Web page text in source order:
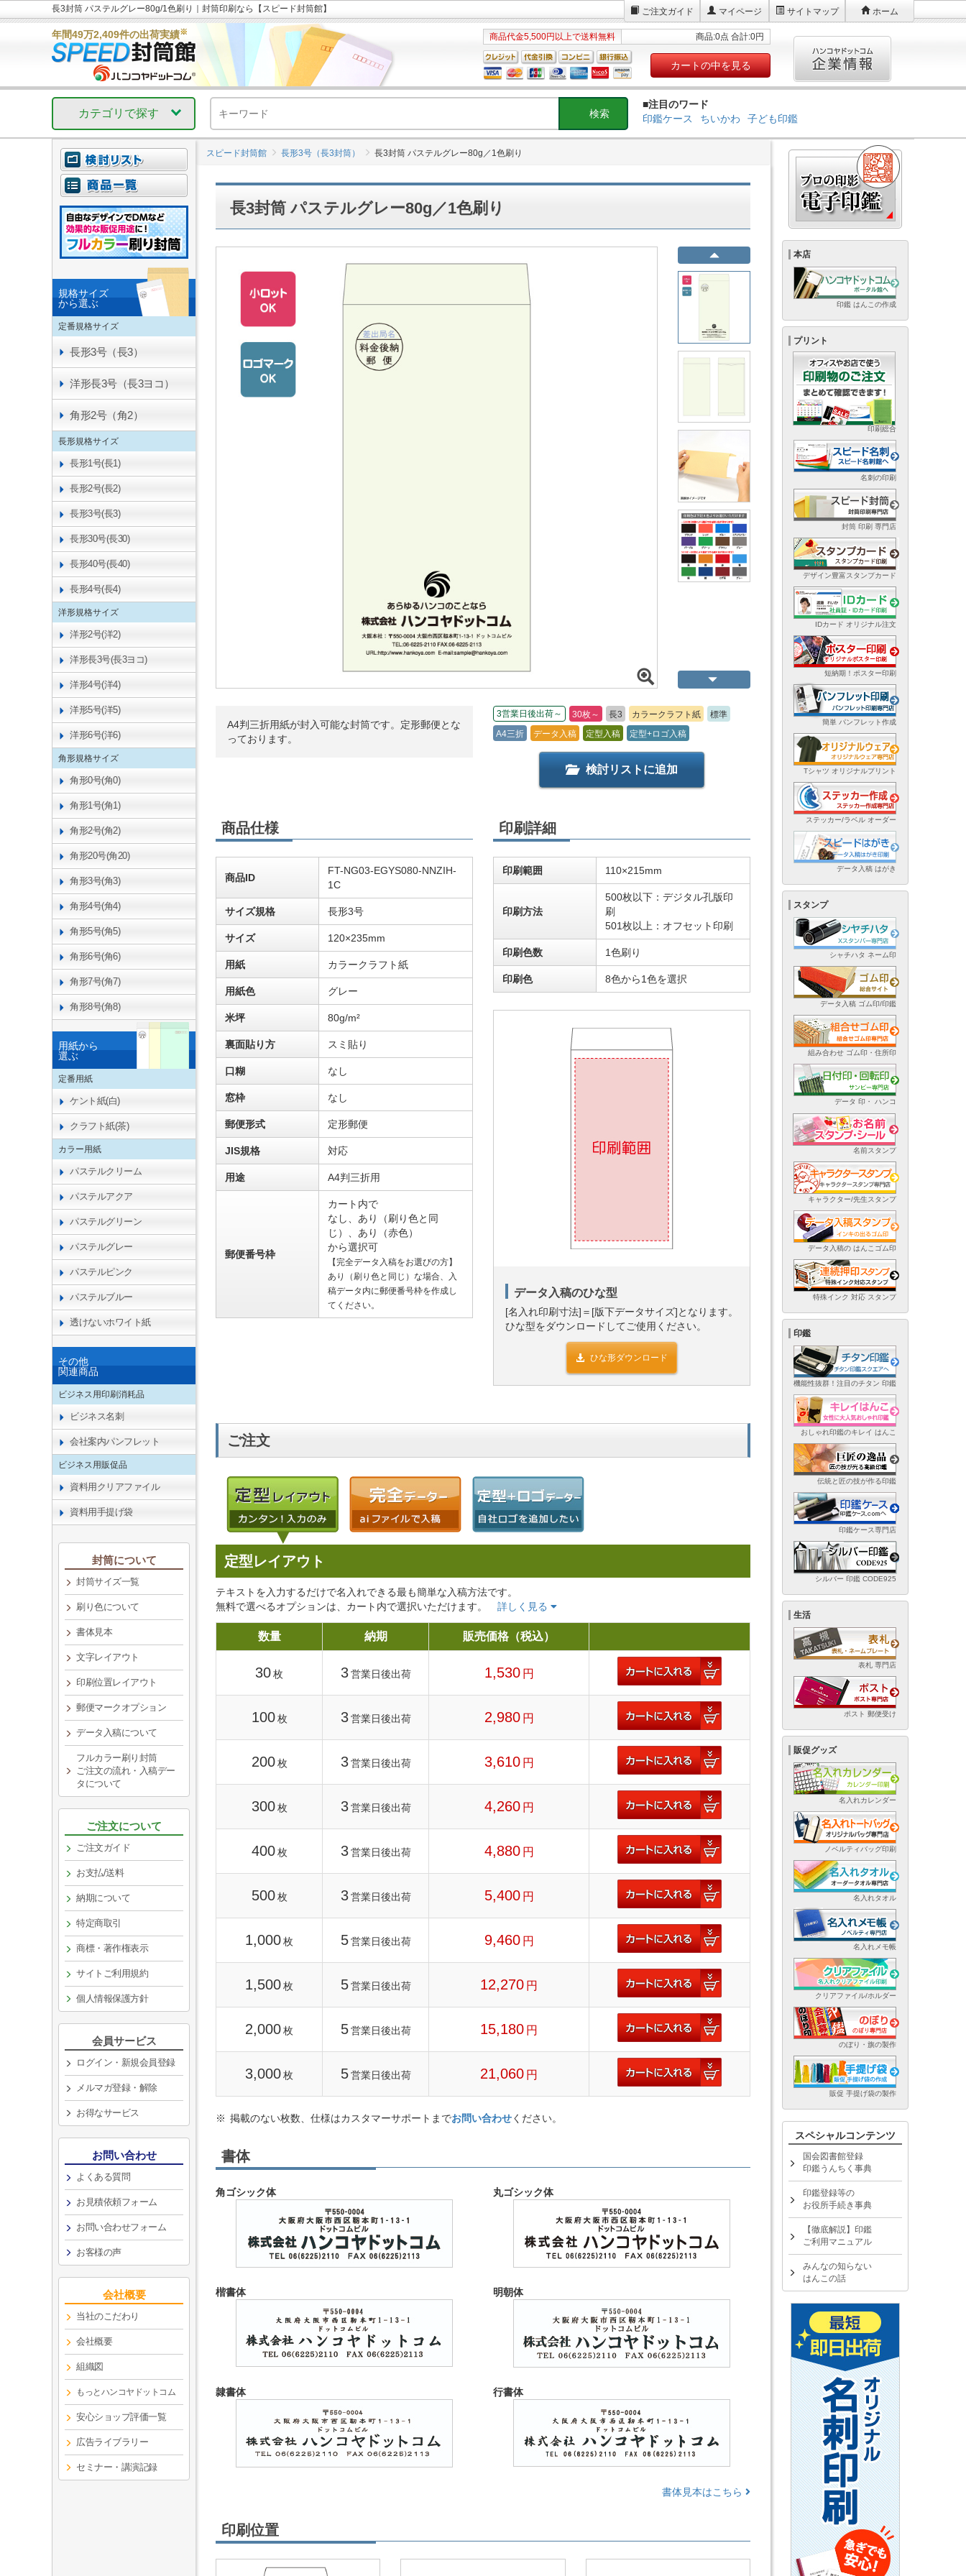
長3封筒 パステルグレー80g/1色刷り｜封筒印刷なら【スピード封筒館】 ご注文ガイド マイページ サイトマップ ホーム
年間49万2,409件の出荷実績※
商品代金5,500円以上で送料無料 商品:0点 合計:0円
カートの中を見る
カテゴリで探す
■注目のワード
印鑑ケース
ちいかわ 子ども印鑑
スピード封筒館 長形3号（長3封筒） 長3封筒 パステルグレー80g／1色刷り
長3封筒 パステルグレー80g／1色刷り
A4判三折用紙が封入可能な封筒です。定形郵便とな
っております。
3営業日後出荷～ 30枚～ 長3 カラークラフト紙
標準
A4三折
データ入稿 定型入稿 定型+ロゴ入稿
検討リストに追加
商品仕様
商品ID
FT-NG03-EGYS080-NNZIH-
1C
サイズ規格 長形3号
サイズ 120×235mm
用紙 カラークラフト紙
用紙色 グレー
米坪 80g/m²
裏面貼り方 スミ貼り
口糊 なし
窓枠 なし
郵便形式 定形郵便
JIS規格 対応
用途 A4判三折用
郵便番号枠
カート内で
なし、あり（刷り色と同
じ）、あり（赤色）
から選択可
【完全データ入稿をお選びの方】
あり（刷り色と同じ）な場合、入
稿データ内に郵便番号枠を作成し
てください。
印刷詳細
印刷範囲 110×215mm
印刷方法
500枚以下：デジタル孔版印
刷
501枚以上：オフセット印刷
印刷色数 1色刷り
印刷色 8色から1色を選択
データ入稿のひな型
[名入れ印刷寸法]＝[版下データサイズ]となります。
ひな型をダウンロードしてご使用ください。
ひな形ダウンロード
ご注文
定型レイアウト
テキストを入力するだけで名入れできる最も簡単な入稿方法です。
無料で選べるオプションは、カート内で選択いただけます。 詳しく見る
数量 納期 販売価格（税込）
30枚 3 営業日後出荷 1,530 円
100 枚 3 営業日後出荷 2,980 円
200 枚 3 営業日後出荷 3,610 円
300 枚 3 営業日後出荷 4,260 円
400 枚 3 営業日後出荷 4,880 円
500 枚 3 営業日後出荷 5,400 円
1,000枚 5 営業日後出荷 9,460 円
1,500枚 5 営業日後出荷 12,270 円
2,000枚 5 営業日後出荷 15,180 円
3,000枚 5 営業日後出荷 21,060 円
掲載のない枚数、仕様はカスタマーサポートまでお問い合わせください。
書体
角ゴシック体 丸ゴシック体
楷書体 明朝体
隷書体 行書体
書体見本はこちら
印刷位置
規格サイズ
から選ぶ
定番規格サイズ
長形3号（長3）
洋形長3号（長3ヨコ）
角形2号（角2）
長形規格サイズ
長形1号(長1)
長形2号(長2)
長形3号(長3)
長形30号(長30)
長形40号(長40)
長形4号(長4)
洋形規格サイズ
洋形2号(洋2)
洋形長3号(長3ヨコ)
洋形4号(洋4)
洋形5号(洋5)
洋形6号(洋6)
角形規格サイズ
角形0号(角0)
角形1号(角1)
角形2号(角2)
角形20号(角20)
角形3号(角3)
角形4号(角4)
角形5号(角5)
角形6号(角6)
角形7号(角7)
角形8号(角8)
用紙から
選ぶ
定番用紙
ケント紙(白)
クラフト紙(茶)
カラー用紙
パステルクリーム
パステルアクア
パステルグリーン
パステルグレー
パステルピンク
パステルブルー
透けないホワイト紙
その他
関連商品
ビジネス用印刷消耗品
ビジネス名刺
会社案内パンフレット
ビジネス用販促品
資料用クリアファイル
資料用手提げ袋
封筒について
封筒サイズ一覧
刷り色について
書体見本
文字レイアウト
印刷位置レイアウト
郵便マークオプション
データ入稿について
フルカラー刷り封筒
ご注文の流れ・入稿デー
タについて
ご注文について
ご注文ガイド
お支払/送料
納期について
特定商取引
商標・著作権表示
サイトご利用規約
個人情報保護方針
会員サービス
ログイン・新規会員登録
メルマガ登録・解除
お得なサービス
お問い合わせ
よくある質問
お見積依頼フォーム
お問い合わせフォーム
お客様の声
会社概要
当社のこだわり
会社概要
組織図
もっとハンコヤドットコム
安心ショップ評価一覧
広告ライブラリー
セミナー・講演記録
本店
印鑑 はんこの作成
プリント
印刷総合
名刺の印刷
封筒 印刷 専門店
デザイン豊富スタンプカード
IDカード オリジナル注文
短納期！ポスター印刷
簡単 パンフレット作成
Tシャツ オリジナルプリント
ステッカー/ラベル オーダー
データ入稿 はがき
スタンプ
シャチハタ ネーム印
データ入稿 ゴム印/印鑑
組み合わせ ゴム印・住所印
データ 印・ ハンコ
名前スタンプ
キャラクター/先生スタンプ
データ入稿の はんこゴム印
特殊インク 対応 スタンプ
印鑑
機能性抜群！注目のチタン 印鑑
おしゃれ印鑑のキレイ はんこ
伝統と匠の技が作る印鑑
印鑑ケース専門店
シルバー 印鑑 CODE925
生活
表札 専門店
ポスト 郵便受け
販促グッズ
名入れカレンダー
ノベルティバッグ印刷
名入れタオル
名入れメモ帳
クリアファイル/ホルダー
のぼり・旗の製作
販促 手提げ袋の製作
スペシャルコンテンツ
国会図書館登録
印鑑うんちく事典
印鑑登録等の
お役所手続き事典
【徹底解説】印鑑
ご利用マニュアル
みんなの知らない
はんこの話